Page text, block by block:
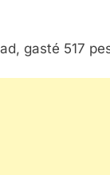
gasté 517